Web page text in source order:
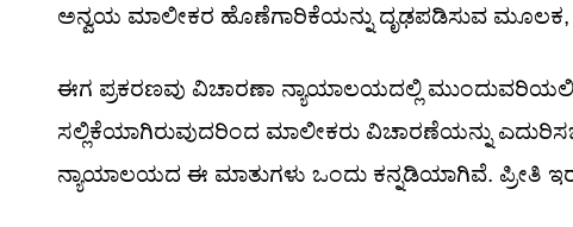
ಅನ್ವಯ ಮಾಲೀಕರ ಹೊಣೆಗಾರಿಕೆಯನ್ನು ದೃಢಪಡಿಸುವ ಮೂಲಕ,
ಈಗ ಪ್ರಕರಣವು ವಿಚಾರಣಾ ನ್ಯಾಯಾಲಯದಲ್ಲಿ
ಸಲ್ಲಿಕೆಯಾಗಿರುವುದರಿಂದ ಮಾಲೀಕರು ವಿಚಾರಣೆಯನ್ನು
ನ್ಯಾಯಾಲಯದ ಈ ಮಾತುಗಳು ಒಂದು ಕನ್ನಡಿಯಾಗಿವೆ. ಪ್ರೀತಿ